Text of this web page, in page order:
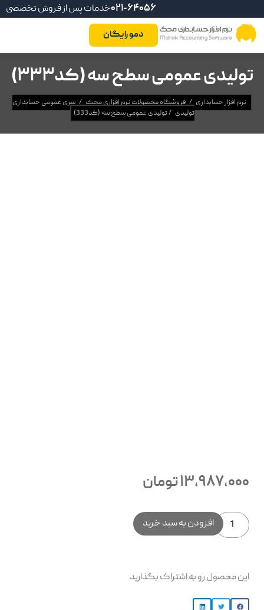
خدمات پس از فروش تخصصی021-64056
دمو رایگان
تولیدی عمومی سطح سه (کد333)
نرم افزار حسابداری / فروشگاه محصولات نرم افزاری محک / سری عمومی حسابداری
تولیدی /تولیدی عمومی سطح سه (کد333)
13,987,000تومان
افزودن به سبد خرید
این محصول رو به اشتراک بگذارید